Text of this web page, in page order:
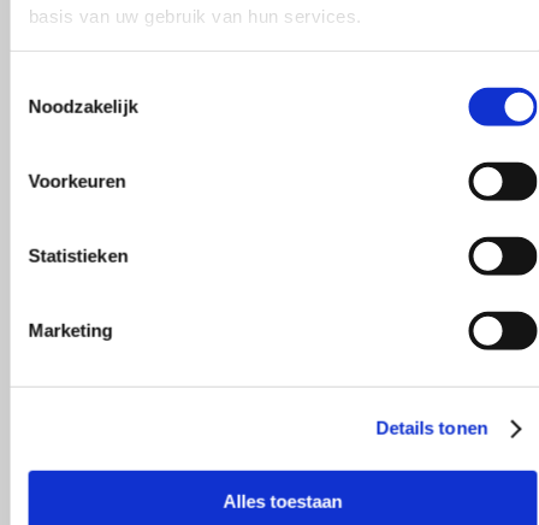
basis van uw gebruik van hun services.
Noodzakelijk
Voorkeuren
Statistieken
Marketing
Details tonen
Alles toestaan
onze klanten?